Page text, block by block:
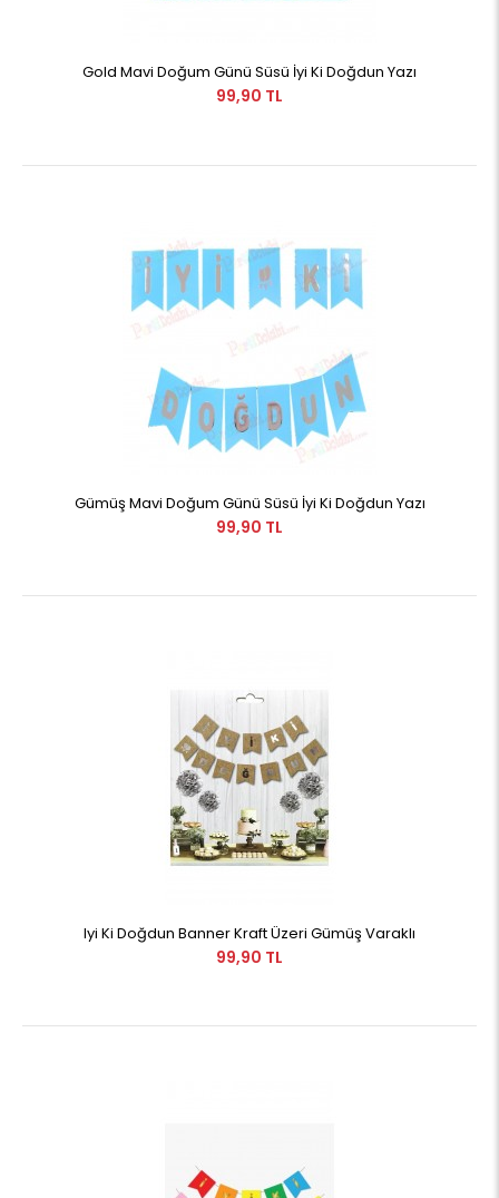
Gold Mavi Doğum Günü Süsü İyi Ki Doğdun Yazı
99,90 TL
Gümüş Mavi Doğum Günü Süsü İyi Ki Doğdun Yazı
99,90 TL
Iyi Ki Doğdun Banner Kraft Üzeri Gümüş Varaklı
99,90 TL